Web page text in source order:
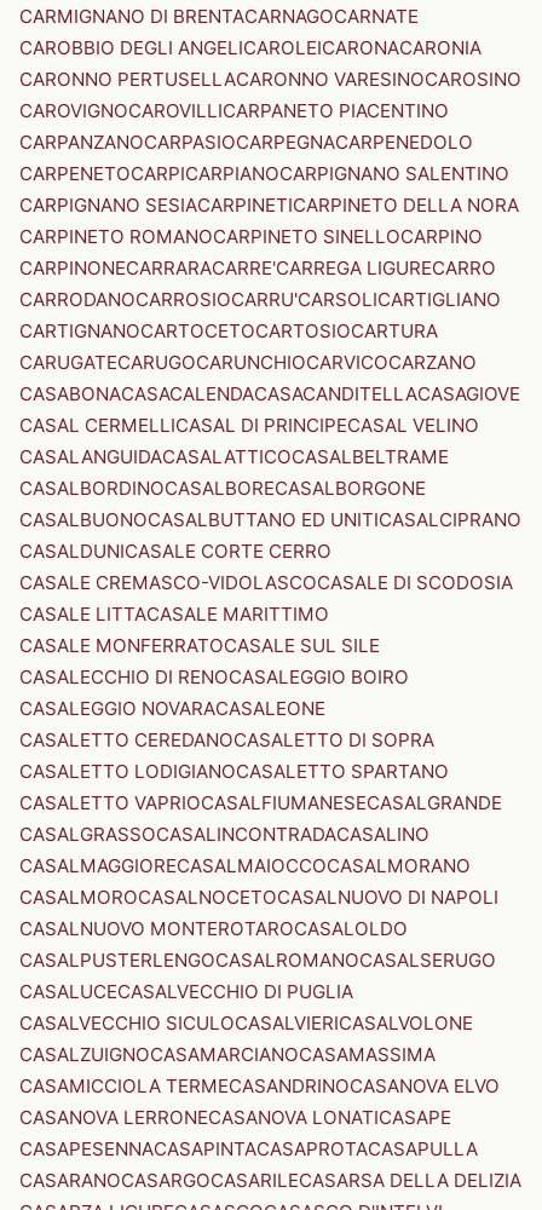
CARMIGNANO DI BRENTACARNAGOCARNATE
CAROBBIO DEGLI ANGELICAROLEICARONACARONIA
CARONNO PERTUSELLACARONNO VARESINOCAROSINO
CAROVIGNOCAROVILLICARPANETO PIACENTINO
CARPANZANOCARPASIOCARPEGNACARPENEDOLO
CARPENETOCARPICARPIANOCARPIGNANO SALENTINO
CARPIGNANO SESIACARPINETICARPINETO DELLA NORA
CARPINETO ROMANOCARPINETO SINELLOCARPINO
CARPINONECARRARACARRE'CARREGA LIGURECARRO
CARRODANOCARROSIOCARRU'CARSOLICARTIGLIANO
CARTIGNANOCARTOCETOCARTOSIOCARTURA
CARUGATECARUGOCARUNCHIOCARVICOCARZANO
CASABONACASACALENDACASACANDITELLACASAGIOVE
CASAL CERMELLICASAL DI PRINCIPECASAL VELINO
CASALANGUIDACASALATTICOCASALBELTRAME
CASALBORDINOCASALBORECASALBORGONE
CASALBUONOCASALBUTTANO ED UNITICASALCIPRANO
CASALDUNICASALE CORTE CERRO
CASALE CREMASCO-VIDOLASCOCASALE DI SCODOSIA
CASALE LITTACASALE MARITTIMO
CASALE MONFERRATOCASALE SUL SILE
CASALECCHIO DI RENOCASALEGGIO BOIRO
CASALEGGIO NOVARACASALEONE
CASALETTO CEREDANOCASALETTO DI SOPRA
CASALETTO LODIGIANOCASALETTO SPARTANO
CASALETTO VAPRIOCASALFIUMANESECASALGRANDE
CASALGRASSOCASALINCONTRADACASALINO
CASALMAGGIORECASALMAIOCCOCASALMORANO
CASALMOROCASALNOCETOCASALNUOVO DI NAPOLI
CASALNUOVO MONTEROTAROCASALOLDO
CASALPUSTERLENGOCASALROMANOCASALSERUGO
CASALUCECASALVECCHIO DI PUGLIA
CASALVECCHIO SICULOCASALVIERICASALVOLONE
CASALZUIGNOCASAMARCIANOCASAMASSIMA
CASAMICCIOLA TERMECASANDRINOCASANOVA ELVO
CASANOVA LERRONECASANOVA LONATICASAPE
CASAPESENNACASAPINTACASAPROTACASAPULLA
CASARANOCASARGOCASARILECASARSA DELLA DELIZIA